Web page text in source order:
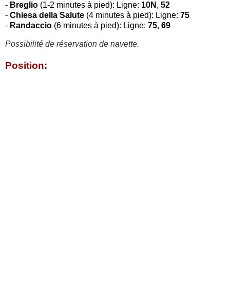
- Breglio (1-2 minutes à pied): Ligne: 10N , 52
- Chiesa della Salute (4 minutes à pied): Ligne: 75
- Randaccio (6 minutes à pied): Ligne: 75, 69
Possibilité de réservation de navette.
Position: